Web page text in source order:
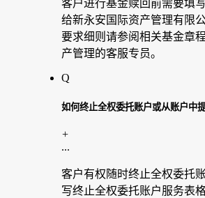
客户进行基金赎回前需要填
给新永安国际资产管理有限
要求细则请参阅相关基金章
产管理的客服专员。
Q
如何终止全权委托账户或从账户中
+
...
客户有权随时终止全权委托
写终止全权委托账户服务表